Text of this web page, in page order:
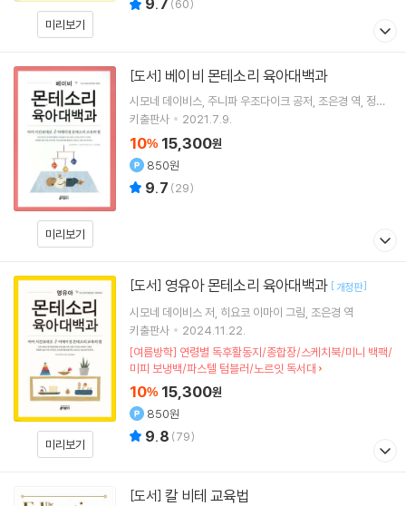
미리보기
9.7 (60)
미리보기
[도서] 베이비 몬테소리 육아대백과
시모네 데이비스 주니파 우조다이크 공저 조은경 역 정이
비감수
키출판사 2021.7.9.
10% 15,300원
850원
9.7 (29)
미리보기
[도서] 영유아 몬테소리 육아대백과 [개정판]
시모네 데이비스 저 히요코 이마이 그림 조은경 역
키출판사
2024.11.22.
[여름방학] 연령별 독후활동지/종합장/스케치북/미니 백팩/
미피 보냉백/파스텔 텀블러/노르잇 독서대
10% 15,300원
850원
9.8 (79)
[도서] 칼 비테 교육법